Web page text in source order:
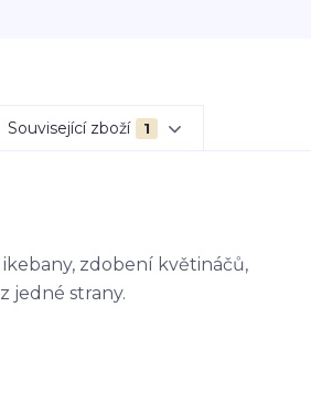
Související zboží 1
zdobení květináčů,
jedné strany.